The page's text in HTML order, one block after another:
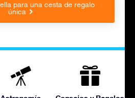
para una cesta de regalo
única